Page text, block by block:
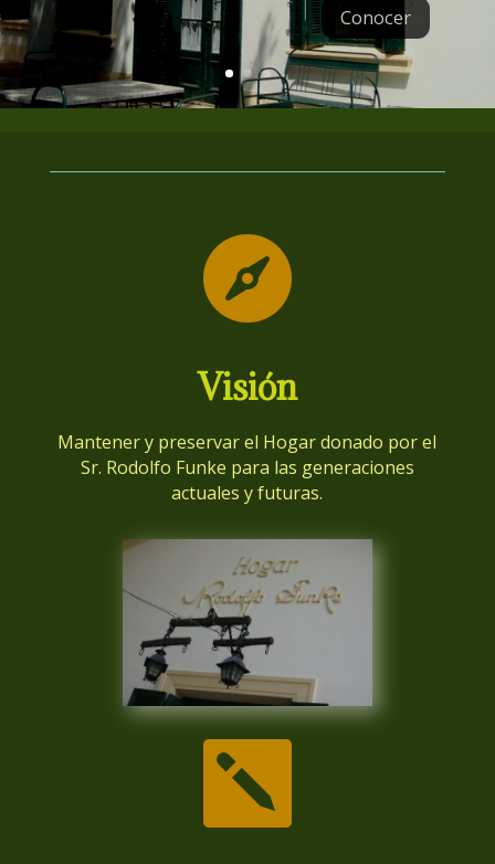
Conocer

Visión
Mantener y preservar el Hogar donado por el
Sr. Rodolfo Funke para las generaciones
actuales y futuras.
